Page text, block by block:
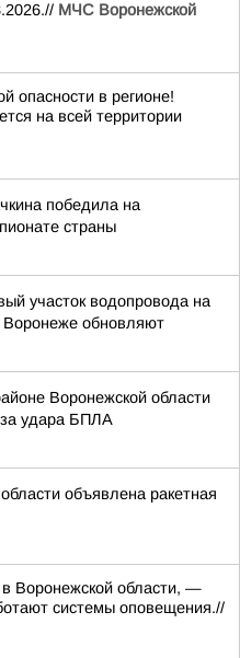
МЧС Воронежской
опасности в регионе!
на всей территории
победила на
страны
участок водопровода на
Воронеже обновляют
Воронежской области
удара БПЛА
объявлена ракетная
в Воронежской области, —
системы оповещения.//